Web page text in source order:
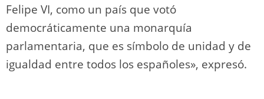
Felipe VI, como un país que votó
democráticamente una monarquía
parlamentaria, que es símbolo de unidad y de
igualdad entre todos los españoles», expresó.